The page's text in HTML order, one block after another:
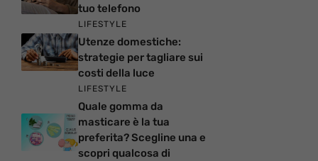
tuo telefono
LIFESTYLE
Utenze domestiche:
strategie per tagliare sui
costi della luce
LIFESTYLE
Quale gomma da
masticare è la tua
preferita? Scegline una e
scopri qualcosa di